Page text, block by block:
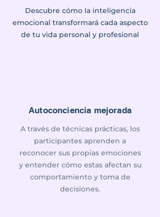
Descubre cómo la inteligencia
emocional transformará cada aspecto
de tu vida personal y profesional
Autoconciencia mejorada
A través de técnicas prácticas, los
participantes aprenden a
reconocer sus propias emociones
y entender cómo estas afectan su
comportamiento y toma de
decisiones.